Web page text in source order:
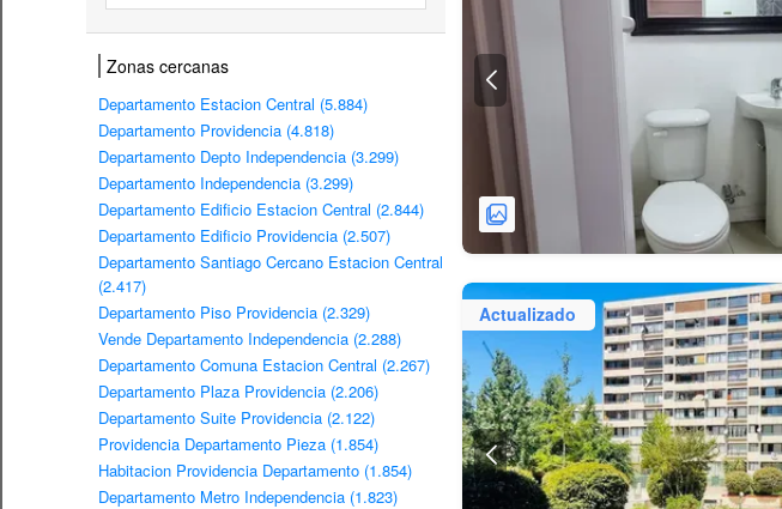
Zonas cercanas
Departamento Estacion Central (5.884)
Departamento Providencia (4.818)
Departamento Depto Independencia (3.299)
Departamento Independencia (3.299)
Departamento Edificio Estacion Central (2.844)
Departamento Edificio Providencia (2.507)
Departamento Santiago Cercano Estacion Central
(2.417)
Departamento Piso Providencia (2.329)
Vende Departamento Independencia (2.288)
Departamento Comuna Estacion Central (2.267)
Departamento Plaza Providencia (2.206)
Departamento Suite Providencia (2.122)
Providencia Departamento Pieza (1.854)
Habitacion Providencia Departamento (1.854)
Departamento Metro Independencia (1.823)
Actualizado